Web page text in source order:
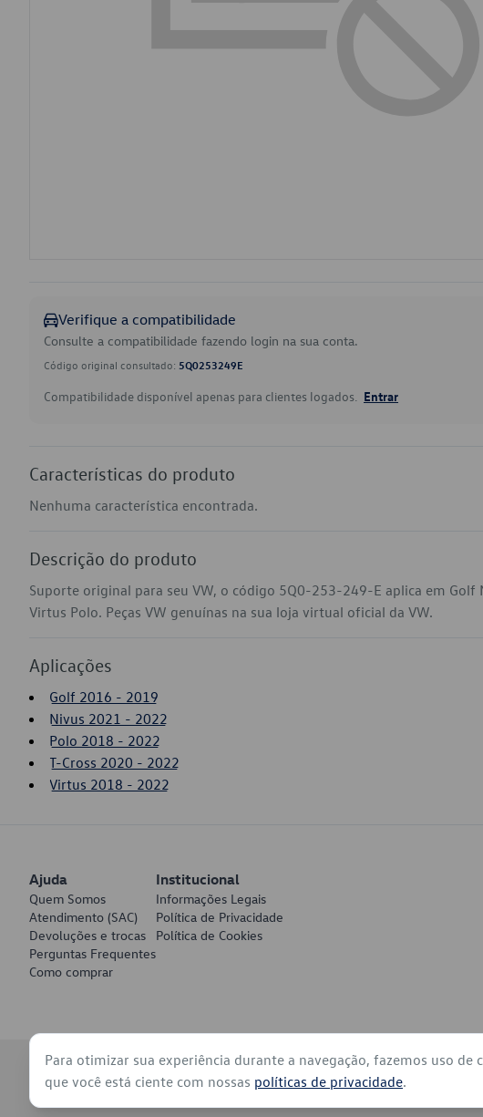
Verifique a compatibilidade
Consulte a compatibilidade fazendo login na sua conta.
Código original consultado: 5Q0253249E
Compatibilidade disponível apenas para clientes logados. Entrar
Características do produto
Nenhuma característica encontrada.
Descrição do produto
Suporte original para seu VW, o código 5Q0-253-249-E aplica em Golf
Virtus Polo. Peças VW genuínas na sua loja virtual oficial da VW.
Aplicações
Golf 2016 - 2019
Nivus 2021 - 2022
Polo 2018 - 2022
T-Cross 2020 - 2022
Virtus 2018 - 2022
Ajuda
Quem Somos
Atendimento (SAC)
Devoluções e trocas
Perguntas Frequentes
Como comprar
Institucional
Informações Legais
Política de Privacidade
Política de Cookies
© 2026 - Volkswagen do Brasil - Todos os direitos reservados
Para otimizar sua experiência durante a navegação, fazemos uso
que você está ciente com nossas políticas de privacidade.